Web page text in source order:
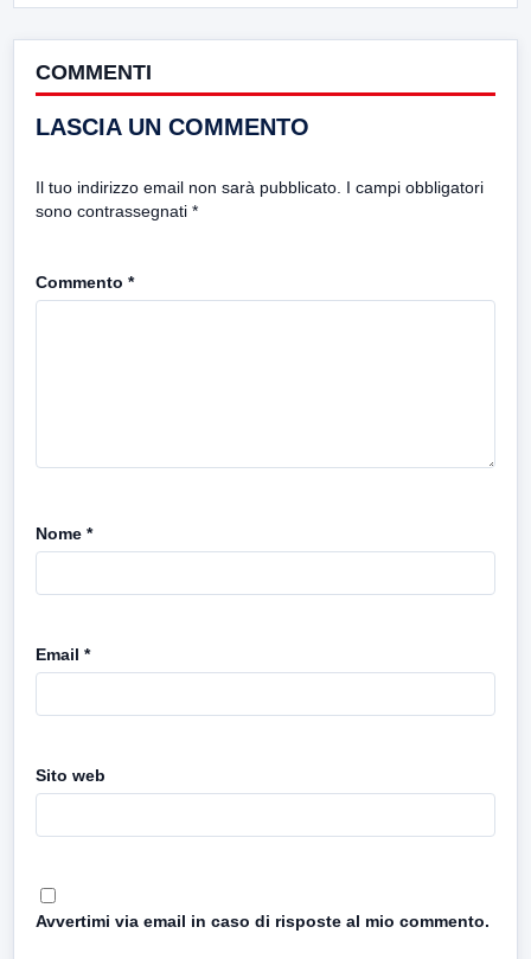
COMMENTI
LASCIA UN COMMENTO
Il tuo indirizzo email non sarà pubblicato. I campi obbligatori
sono contrassegnati *
Commento *
Nome *
Email *
Sito web
Avvertimi via email in caso di risposte al mio commento.